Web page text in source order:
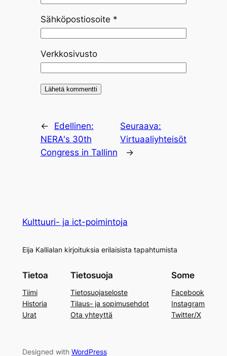
Sähköpostiosoite *
Verkkosivusto
←
Edellinen:
NERA's 30th
Congress in Tallinn
Seuraava:
Virtuaaliyhteisöt
→
Kulttuuri- ja ict-poimintoja
Eija Kallialan kirjoituksia erilaisista tapahtumista
Tietoa
Tiimi
Historia
Urat
Tietosuoja
Tietosuojaseloste
Tilaus- ja sopimusehdot
Ota yhteyttä
Some
Facebook
Instagram
Twitter/X
Designed with WordPress